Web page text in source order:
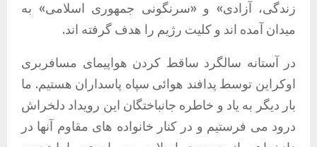
زندگی، آزادی» و «سرنگونی جمهوری اسلامی» به
میدان آمده اند و کلیت رژیم را هدف گرفته اند.
در آستانه سالگرد ساقط کردن هواپیمای مسافربری
اوکراین توسط پدافند هوائی سپاه پاسداران هستیم. ما
بار دیگر به یاد و خاطره جانباختگان این رویداد دلخراش
درود می فرستیم و در کنار خانواده های مقاوم آنها در